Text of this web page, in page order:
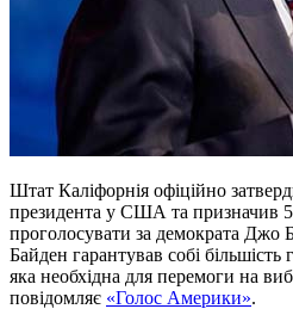
Штат Каліфорнія офіційно
президента у США та призначив
проголосувати за демократа Джо
Байден гарантував собі більшість
яка необхідна для перемоги на
повідомляє «Голос Америки».